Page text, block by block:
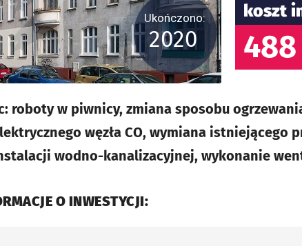
Ukończono:
2020
koszt
488
roboty w piwnicy, zmiana sposobu
węzła CO, wymiana istniejącego
wodno-kanalizacyjnej, wykonanie
O INWESTYCJI: